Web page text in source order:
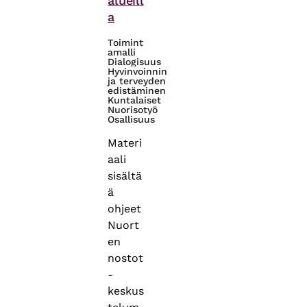
a
Toimint
amalli
Dialogisuus
Hyvinvoinnin
ja terveyden
edistäminen
Kuntalaiset
Nuorisotyö
Osallisuus
Materi
aali
sisältä
ä
ohjeet
Nuort
en
nostot
-
keskus